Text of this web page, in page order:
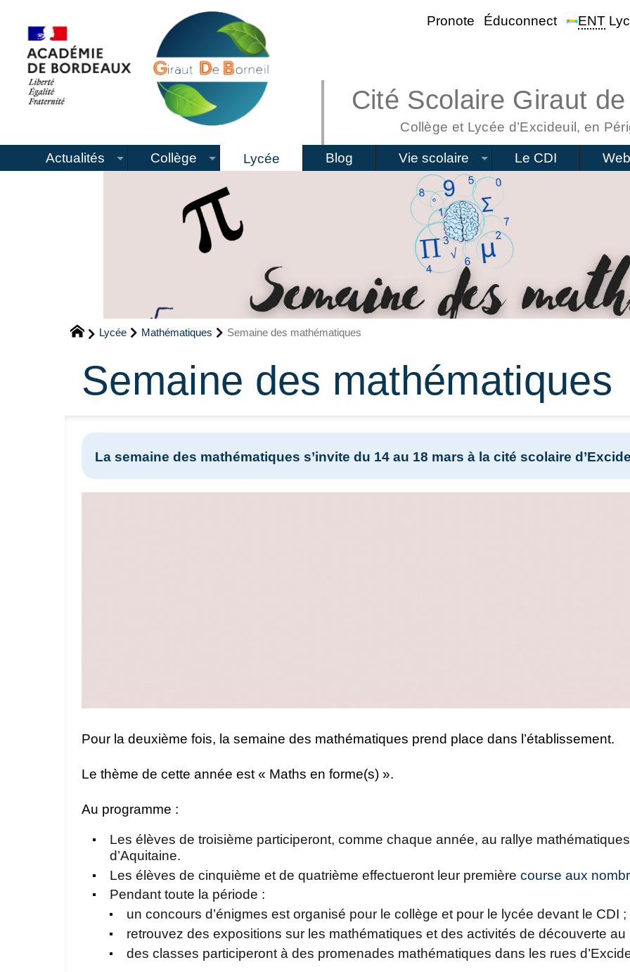
Pronote Éduconnect ENT
Cité Scolaire Giraut
Collège et Lycée d’Excideuil, en
Actualités Collège Lycée Blog Vie scolaire Le CDI
Lycée Mathématiques Semaine des mathématiques
Semaine des mathématiques
La semaine des mathématiques s’invite du 14 au 18 mars à la cité scolaire
Pour la deuxième fois, la semaine des mathématiques prend place dans l’établissement.
Le thème de cette année est « Maths en forme(s) ».
Au programme :
Les élèves de troisième participeront, comme chaque année, au rallye mathématiques
d’Aquitaine.
Les élèves de cinquième et de quatrième effectueront leur première course aux
Pendant toute la période :
un concours d’énigmes est organisé pour le collège et pour le lycée devant le CDI ;
retrouvez des expositions sur les mathématiques et des activités de découverte au
des classes participeront à des promenades mathématiques dans les rues